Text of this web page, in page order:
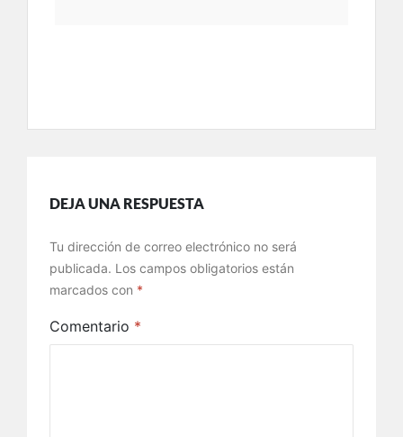
DEJA UNA RESPUESTA
Tu dirección de correo electrónico no será
publicada. Los campos obligatorios están
marcados con *
Comentario *